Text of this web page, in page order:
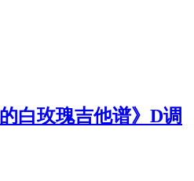
白玫瑰吉他谱》D调